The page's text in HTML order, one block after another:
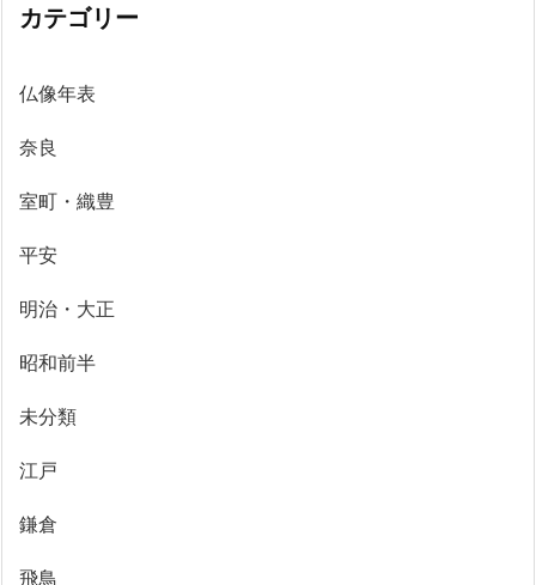
カテゴリー
仏像年表
奈良
室町・織豊
平安
明治・大正
昭和前半
未分類
江戸
鎌倉
飛鳥